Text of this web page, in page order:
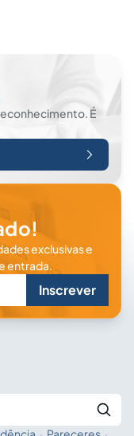
É
exclusivas e
entrada.
Inscrever